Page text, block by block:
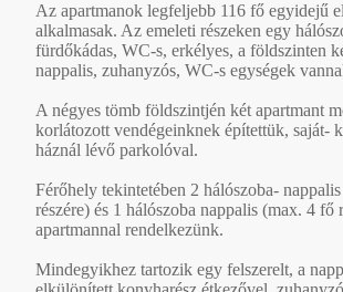
Az apartmanok legfeljebb 116 fő egyidejű
alkalmasak. Az emeleti részeken egy
fürdőkádas, WC-s, erkélyes, a földszinten
nappalis, zuhanyzós, WC-s egységek
A négyes tömb földszintjén két apartmant
korlátozott vendégeinknek építettük, saját-
háznál lévő parkolóval.
Férőhely tekintetében 2 hálószoba-
részére) és 1 hálószoba nappalis (max. 4 fő
apartmannal rendelkezünk.
Mindegyikhez tartozik egy felszerelt, a